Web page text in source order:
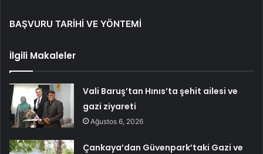
BAŞVURU TARİHİ VE YÖNTEMİ
İlgili Makaleler
Vali Baruş’tan Hınıs’ta şehit ailesi ve
gazi ziyareti
Ağustos 6, 2026
Çankaya’dan Güvenpark’taki Gazi ve